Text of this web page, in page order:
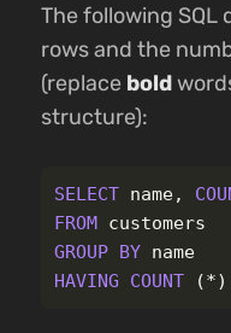
The following
rows and the
(replace bold
structure):
SELECT name,
FROM customers
GROUP BY name
HAVING
COUNT (*)